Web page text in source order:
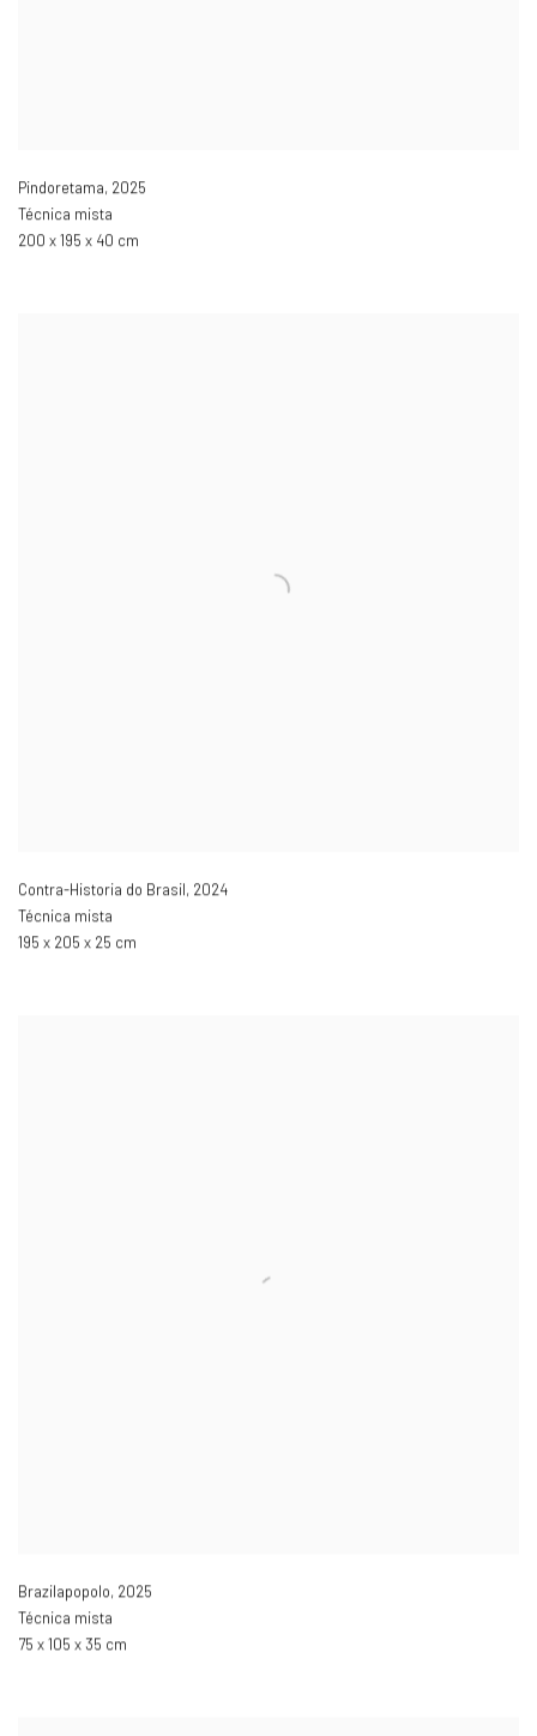
Pindoretama, 2025
Técnica mista
200 x 195 x 40 cm
Contra-Historia do Brasil, 2024
Técnica mista
195 x 205 x 25 cm
Brazilapopolo, 2025
Técnica mista
75 x 105 x 35 cm